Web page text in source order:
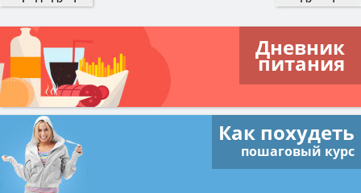
Дневник
питания
Как похудеть
пошаговый курс